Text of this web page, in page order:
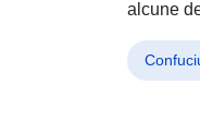
alcune